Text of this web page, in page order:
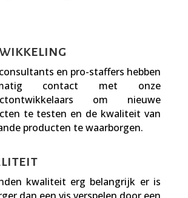
en pro-staffers hebben
contact met onze
om nieuwe
te testen en de kwaliteit van
producten te waarborgen.
kwaliteit erg belangrijk er is